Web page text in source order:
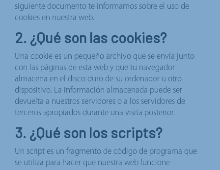
siguiente documento te informamos sobre el uso de
cookies en nuestra web.
2. ¿Qué son las cookies?
Una cookie es un pequeño archivo que se envía junto
con las páginas de esta web y que tu navegador
almacena en el disco duro de su ordenador u otro
dispositivo. La información almacenada puede ser
devuelta a nuestros servidores o a los servidores de
terceros apropiados durante una visita posterior.
3. ¿Qué son los scripts?
Un script es un fragmento de código de programa que
se utiliza para hacer que nuestra web funcione